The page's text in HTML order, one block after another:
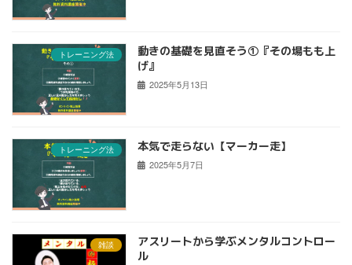
トレーニング法
動きの基礎を見直そう①『その場もも上
げ』
2025年5月13日
トレーニング法 本気で走らない【マーカー走】
2025年5月7日
雑談
アスリートから学ぶメンタルコントロー
ル